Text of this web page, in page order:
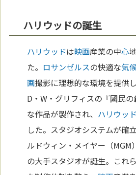
ハリウッドの誕生
ハリウッドは映画産業の中心
た。 ロサンゼルスの快適な気
画撮影に理想的な環境を提供し
D・W・グリフィスの『國民
な作品が製作され、 ハリウッド
した。スタジオシステムが確
ルドウィン・メイヤー（
の大手スタジオが誕生。これ